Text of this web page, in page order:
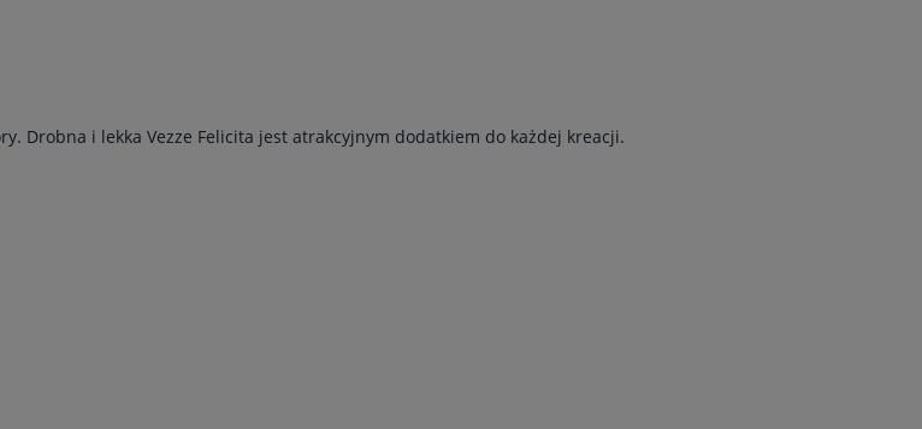
Drobna i lekka Vezze Felicita jest atrakcyjnym dodatkiem do każdej kreacji.